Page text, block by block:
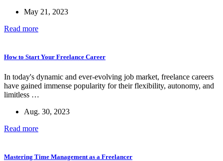
May 21, 2023
Read more
How to Start Your Freelance Career
In today's dynamic and ever-evolving job market, freelance careers
have gained immense popularity for their flexibility, autonomy, and
limitless …
Aug. 30, 2023
Read more
Mastering Time Management as a Freelancer